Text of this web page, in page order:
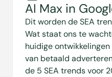
AI Max in
Dit worden de SEA
Wat staat ons te
huidige
van betaald
de 5 SEA trends voor